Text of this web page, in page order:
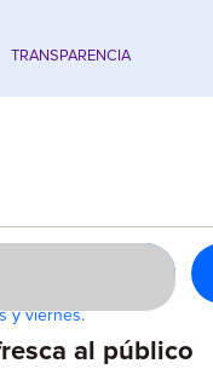
TRANSPARENCIA
y viernes.
al público